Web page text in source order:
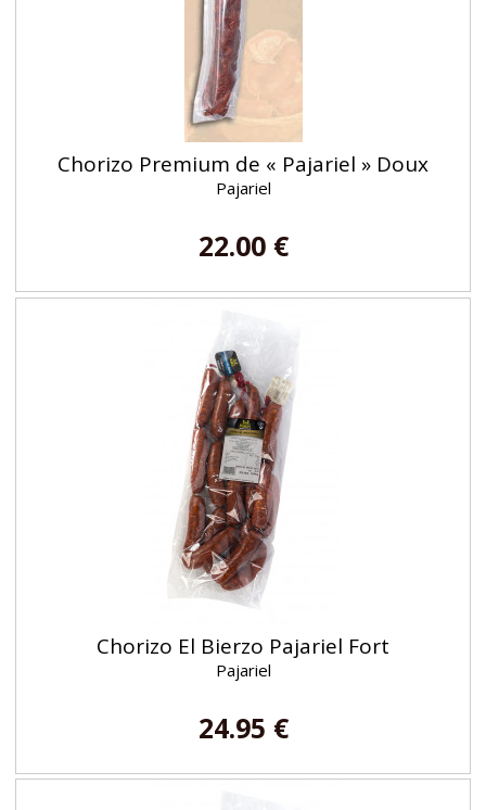
Chorizo Premium de « Pajariel » Doux
Pajariel
22.00 €
Chorizo El Bierzo Pajariel Fort
Pajariel
24.95 €